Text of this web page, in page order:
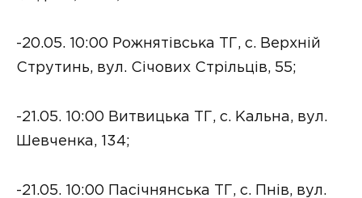
-20.05. 10:00 Рожнятівська ТГ, с. Верхній
Струтинь, вул. Січових Стрільців, 55;
-21.05. 10:00 Витвицька ТГ, с. Кальна, вул.
Шевченка, 134;
-21.05. 10:00 Пасічнянська ТГ, с. Пнів, вул.